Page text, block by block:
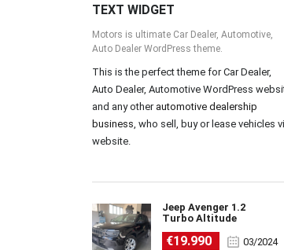
TEXT WIDGET
Motors is ultimate Car Dealer, Automotive,
Auto Dealer WordPress theme.
This is the perfect theme for Car Dealer,
Auto Dealer, Automotive WordPress
and any other automotive dealership
business, who sell, buy or lease vehicles
website.
Jeep Avenger 1.2
Turbo Altitude
€19.990 03/2024